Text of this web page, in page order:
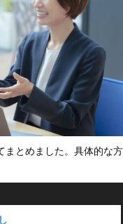
まとめました。具体的な方